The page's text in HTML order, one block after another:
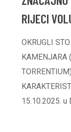
RIJECI
OKRUGLI
KAMENJARA
15.10.2025. u